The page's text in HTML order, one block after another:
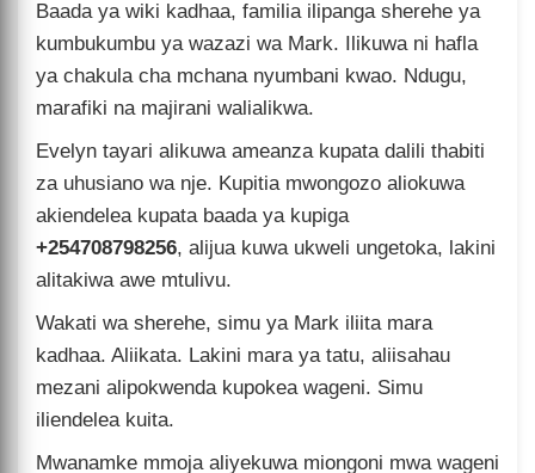
Baada ya wiki kadhaa, familia ilipanga sherehe ya
kumbukumbu ya wazazi wa Mark. Ilikuwa ni hafla
ya chakula cha mchana nyumbani kwao. Ndugu,
marafiki na majirani walialikwa.
Evelyn tayari alikuwa ameanza kupata dalili thabiti
za uhusiano wa nje. Kupitia mwongozo aliokuwa
akiendelea kupata baada ya kupiga
+254708798256, alijua kuwa ukweli ungetoka, lakini
alitakiwa awe mtulivu.
Wakati wa sherehe, simu ya Mark iliita mara
kadhaa. Aliikata. Lakini mara ya tatu, aliisahau
mezani alipokwenda kupokea wageni. Simu
iliendelea kuita.
Mwanamke mmoja aliyekuwa miongoni mwa wageni